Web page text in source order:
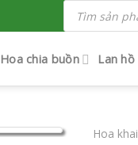
Tìm
kiếm
phẩm
Hoa chia buồn Lan
Hoa